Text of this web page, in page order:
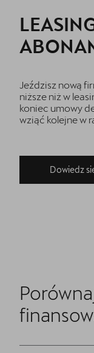
Jeździsz nową
niższe niż w
koniec umowy
wziąć kolejne w
Dowiedz